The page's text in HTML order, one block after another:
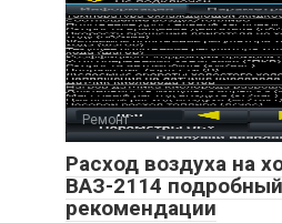
Ремонт
Расход воздуха на
ВАЗ-2114
рекомендации